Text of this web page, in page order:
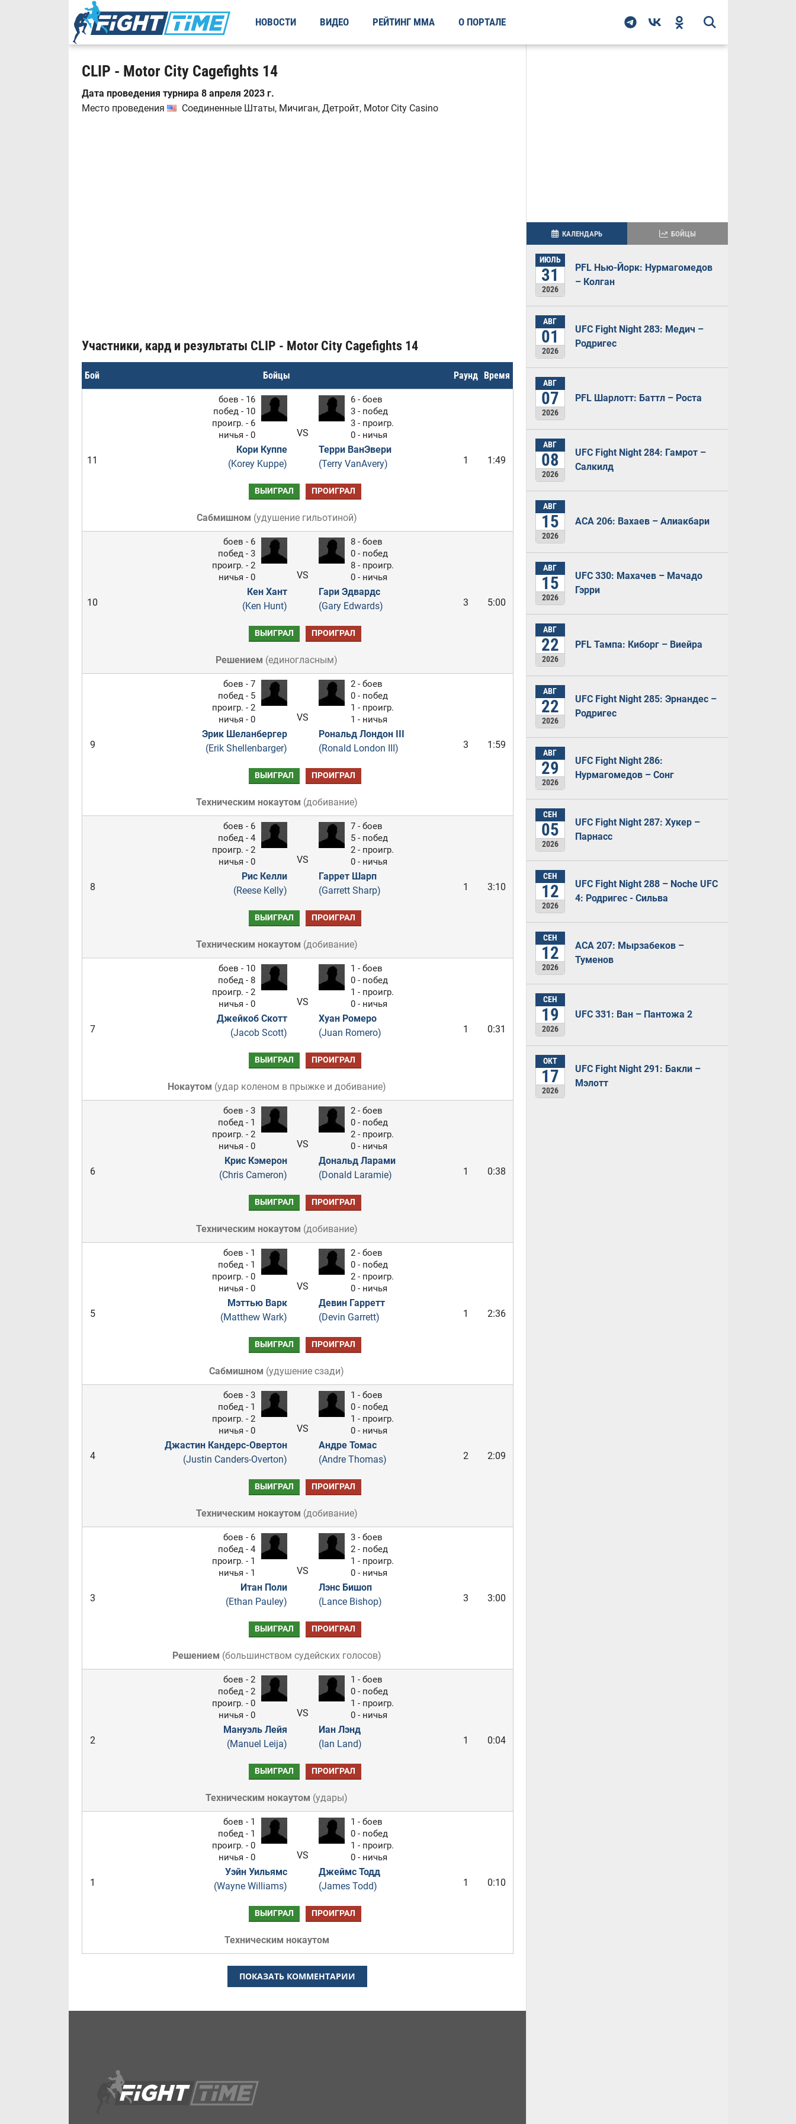
НОВОСТИ ВИДЕО РЕЙТИНГ ММА О ПОРТАЛЕ
CLIP - Motor City Cagefights 14
Дата проведения турнира 8 апреля 2023 г.
Место проведения
Соединенные Штаты, Мичиган, Детройт, Motor City Casino
Участники, кард и результаты CLIP - Motor City Cagefights 14
Бой Бойцы Раунд Время
11
боев - 16
побед - 10
проигр. - 6
ничья - 0
Кори Куппе
(Korey Kuppe)
VS
6 - боев
3 - побед
3 - проигр.
0 - ничья
Терри ВанЭвери
(Terry VanAvery)
1 1:49
ВЫИГРАЛ ПРОИГРАЛ
Сабмишном (удушение гильотиной)
10
боев - 6
побед - 3
проигр. - 2
ничья - 0
Кен Хант
(Ken Hunt)
VS
8 - боев
0 - побед
8 - проигр.
0 - ничья
Гари Эдвардс
(Gary Edwards)
3 5:00
ВЫИГРАЛ ПРОИГРАЛ
Решением (единогласным)
9
боев - 7
побед - 5
проигр. - 2
ничья - 0
Эрик Шеланбергер
(Erik Shellenbarger)
VS
2 - боев
0 - побед
1 - проигр.
1 - ничья
Рональд Лондон III
(Ronald London III)
3 1:59
ВЫИГРАЛ ПРОИГРАЛ
Техническим нокаутом (добивание)
8
боев - 6
побед - 4
проигр. - 2
ничья - 0
Рис Келли
(Reese Kelly)
VS
7 - боев
5 - побед
2 - проигр.
0 - ничья
Гаррет Шарп
(Garrett Sharp)
1 3:10
ВЫИГРАЛ ПРОИГРАЛ
Техническим нокаутом (добивание)
7
боев - 10
побед - 8
проигр. - 2
ничья - 0
Джейкоб Скотт
(Jacob Scott)
VS
1 - боев
0 - побед
1 - проигр.
0 - ничья
Хуан Ромеро
(Juan Romero)
1 0:31
ВЫИГРАЛ ПРОИГРАЛ
Нокаутом (удар коленом в прыжке и добивание)
6
боев - 3
побед - 1
проигр. - 2
ничья - 0
Крис Кэмерон
(Chris Cameron)
VS
2 - боев
0 - побед
2 - проигр.
0 - ничья
Дональд Ларами
(Donald Laramie)
1 0:38
ВЫИГРАЛ ПРОИГРАЛ
Техническим нокаутом (добивание)
5
боев - 1
побед - 1
проигр. - 0
ничья - 0
Мэттью Варк
(Matthew Wark)
VS
2 - боев
0 - побед
2 - проигр.
0 - ничья
Девин Гарретт
(Devin Garrett)
1 2:36
ВЫИГРАЛ ПРОИГРАЛ
Сабмишном (удушение сзади)
4
боев - 3
побед - 1
проигр. - 2
ничья - 0
Джастин Кандерс-Овертон
(Justin Canders-Overton)
VS
1 - боев
0 - побед
1 - проигр.
0 - ничья
Андре Томас
(Andre Thomas)
2 2:09
ВЫИГРАЛ ПРОИГРАЛ
Техническим нокаутом (добивание)
3
боев - 6
побед - 4
проигр. - 1
ничья - 1
Итан Поли
(Ethan Pauley)
VS
3 - боев
2 - побед
1 - проигр.
0 - ничья
Лэнс Бишоп
(Lance Bishop)
3 3:00
ВЫИГРАЛ ПРОИГРАЛ
Решением (большинством судейских голосов)
2
боев - 2
побед - 2
проигр. - 0
ничья - 0
Мануэль Лейя
(Manuel Leija)
VS
1 - боев
0 - побед
1 - проигр.
0 - ничья
Иан Лэнд
(Ian Land)
1 0:04
ВЫИГРАЛ ПРОИГРАЛ
Техническим нокаутом (удары)
1
боев - 1
побед - 1
проигр. - 0
ничья - 0
Уэйн Уильямс
(Wayne Williams)
VS
1 - боев
0 - побед
1 - проигр.
0 - ничья
Джеймс Тодд
(James Todd)
1 0:10
ВЫИГРАЛ ПРОИГРАЛ
Техническим нокаутом
ПОКАЗАТЬ КОММЕНТАРИИ
КАЛЕНДАРЬ БОЙЦЫ
ИЮЛЬ
31
2026
PFL Нью-Йорк: Нурмагомедов
– Колган
АВГ
01
2026
UFC Fight Night 283: Медич –
Родригес
АВГ
07
2026
PFL Шарлотт: Баттл – Роста
АВГ
08
2026
UFC Fight Night 284: Гамрот –
Салкилд
АВГ
15
2026
ACA 206: Вахаев – Алиакбари
АВГ
15
2026
UFC 330: Махачев – Мачадо
Гэрри
АВГ
22
2026
PFL Тампа: Киборг – Виейра
АВГ
22
2026
UFC Fight Night 285: Эрнандес –
Родригес
АВГ
29
2026
UFC Fight Night 286:
Нурмагомедов – Сонг
СЕН
05
2026
UFC Fight Night 287: Хукер –
Парнасс
СЕН
12
2026
UFC Fight Night 288 – Noche UFC
4: Родригес - Сильва
СЕН
12
2026
ACA 207: Мырзабеков –
Туменов
СЕН
19
2026
UFC 331: Ван – Пантожа 2
ОКТ
17
2026
UFC Fight Night 291: Бакли –
Мэлотт